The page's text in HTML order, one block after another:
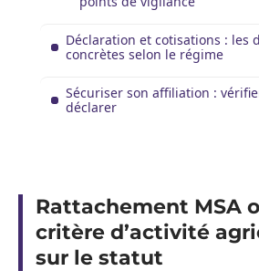
Déclaration et cotisations : les
concrètes selon le régime
Sécuriser son affiliation :
déclarer
Rattachement MSA
critère d’activité
sur le statut